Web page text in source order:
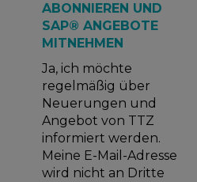
ABONNIEREN UND
SAP® ANGEBOTE
MITNEHMEN
Ja, ich möchte
regelmäßig über
Neuerungen und
Angebot von TTZ
informiert werden.
Meine E-Mail-Adresse
wird nicht an Dritte